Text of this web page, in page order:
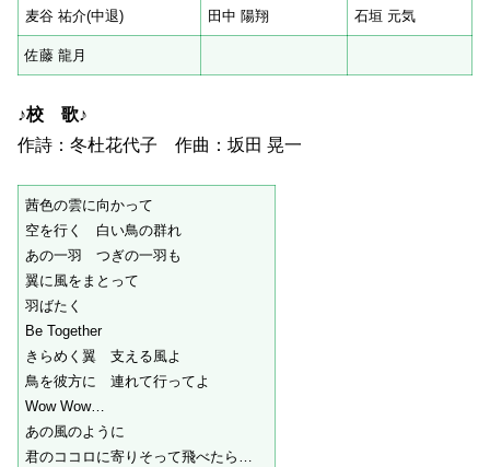
麦谷 祐介(中退) 田中 陽翔 石垣 元気
佐藤 龍月
♪校 歌♪
作詩：冬杜花代子 作曲：坂田 晃一
茜色の雲に向かって
空を行く 白い鳥の群れ
あの一羽 つぎの一羽も
翼に風をまとって
羽ばたく
Be Together
きらめく翼 支える風よ
鳥を彼方に 連れて行ってよ
Wow Wow…
あの風のように
君のココロに寄りそって飛べたら…